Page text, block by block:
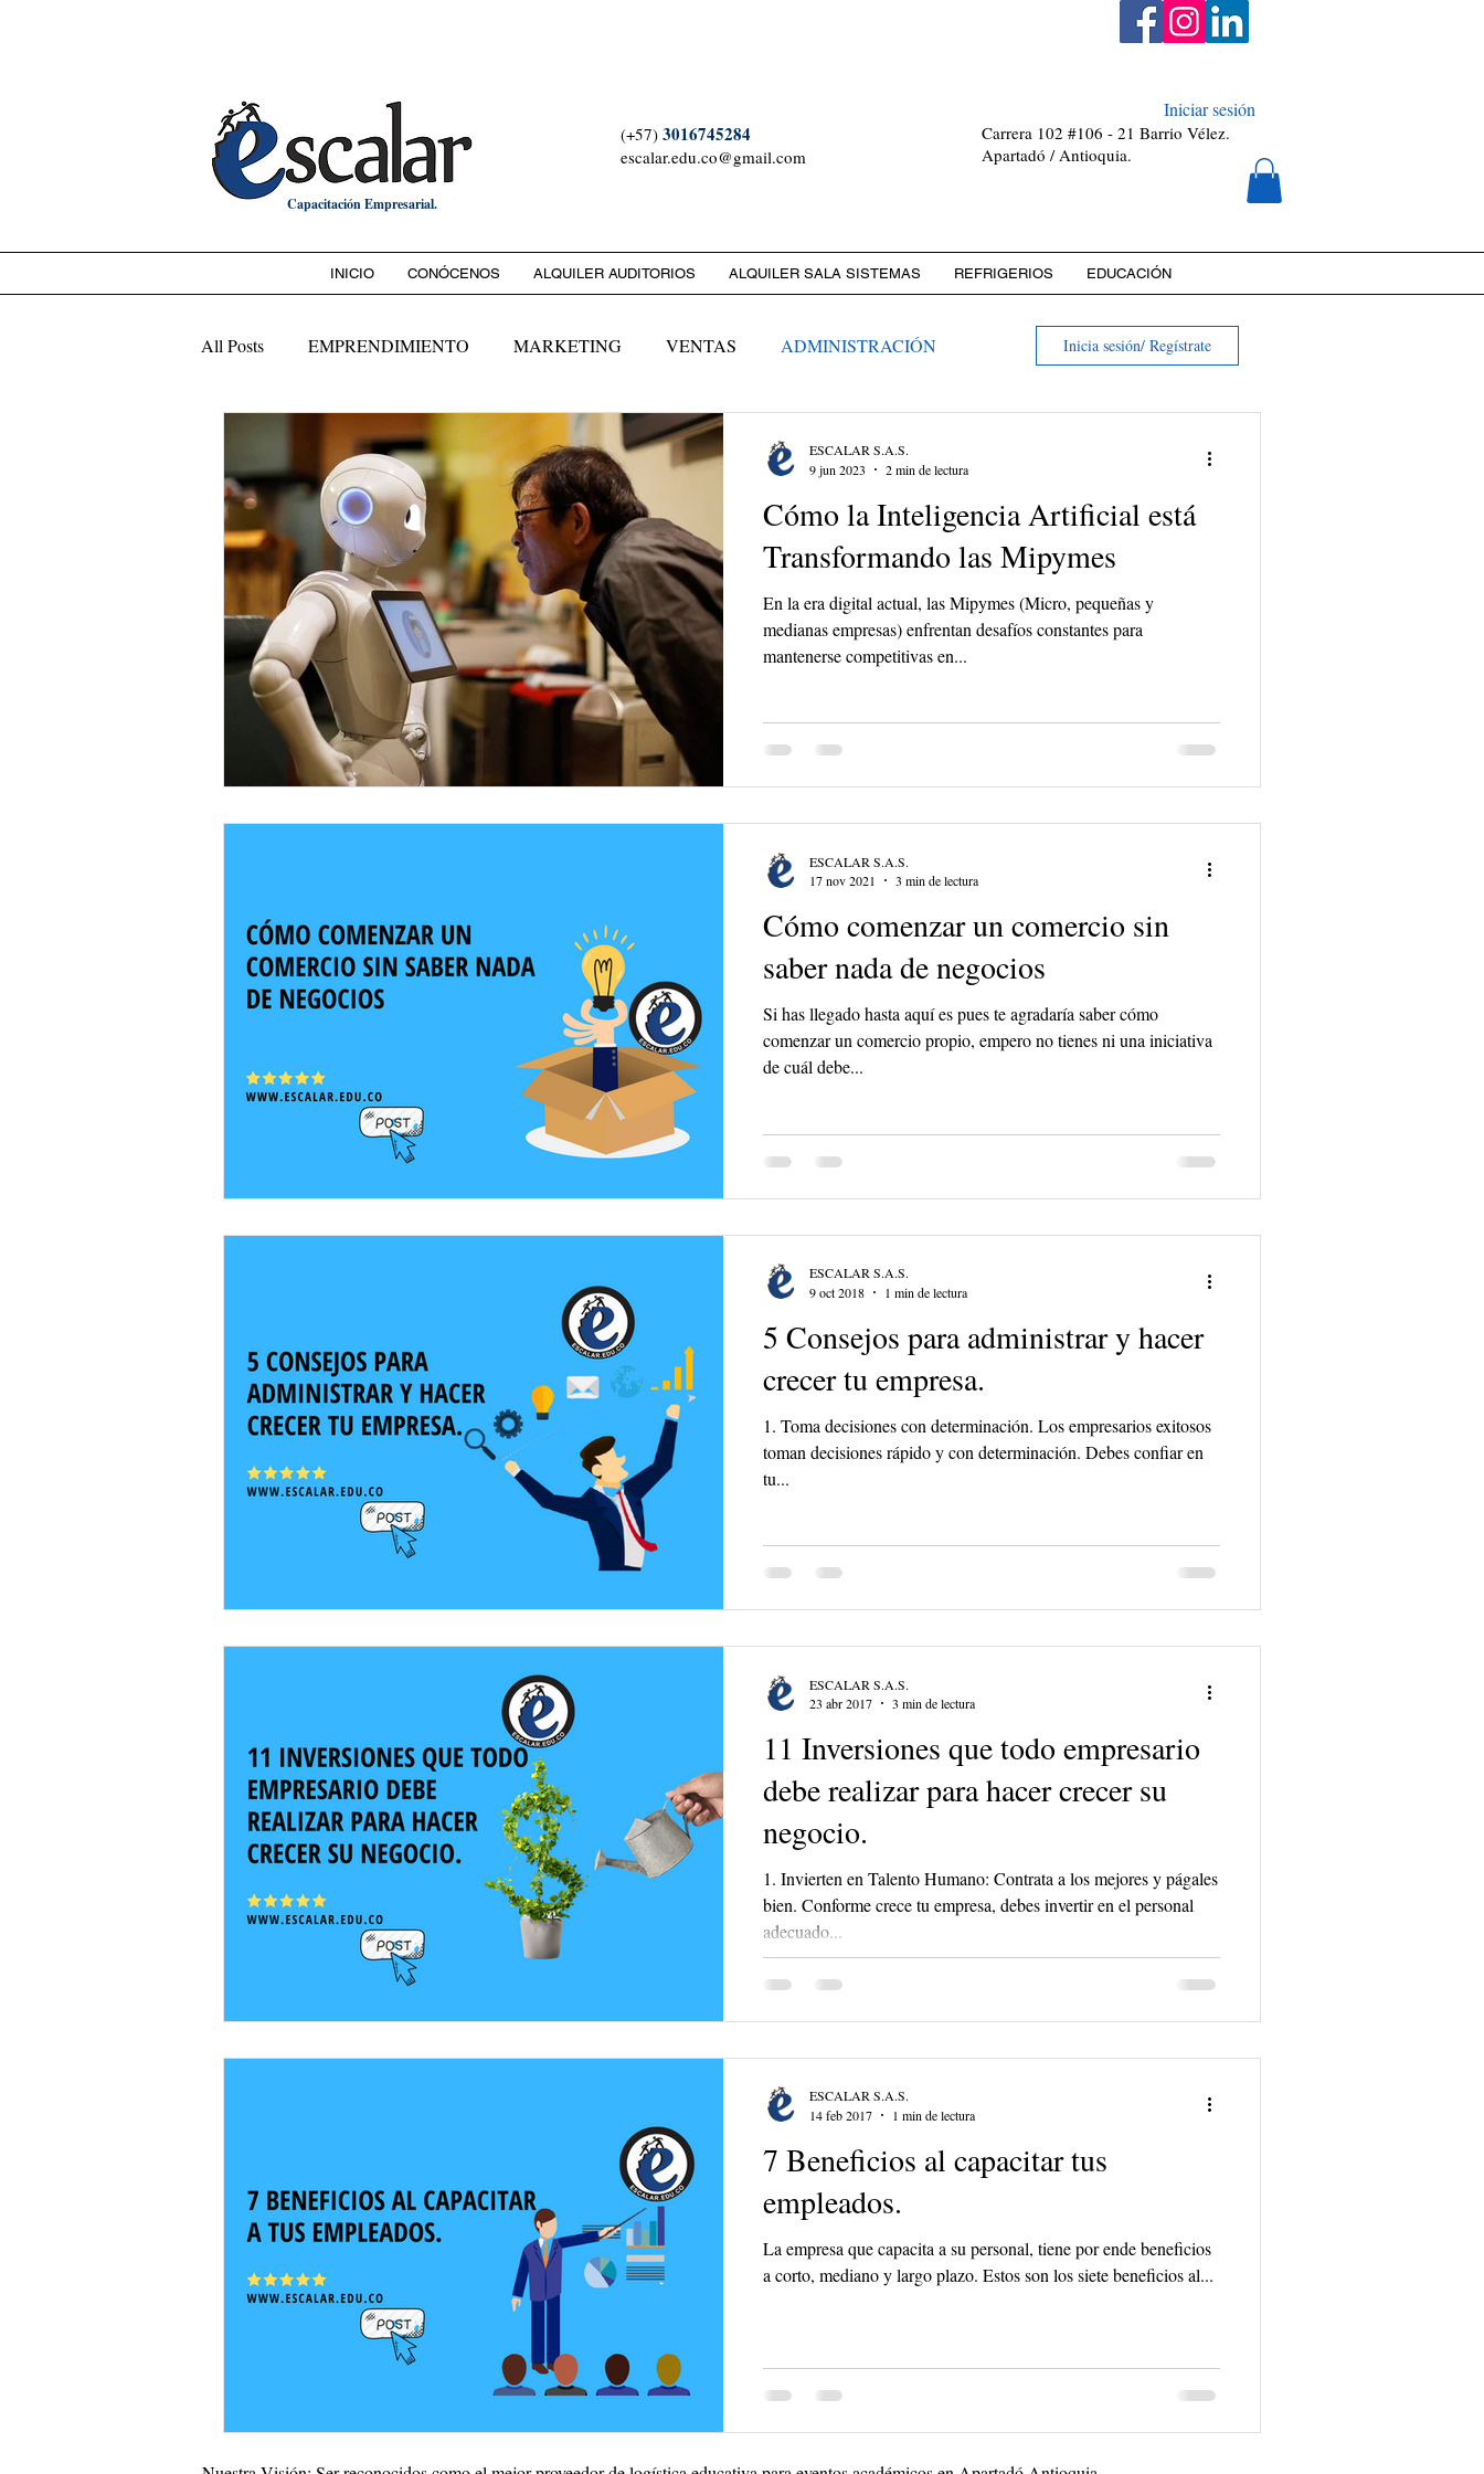
Bienvenido a ESCALAR S.A.S. NIT: 900811448-0
(+57) 3016745284
escalar.edu.co@gmail.com
Carrera 102 #106 - 21 Barrio Vélez.
Apartadó / Antioquia.
Iniciar sesión
Capacitación Empresarial.
INICIO CONÓCENOS ALQUILER AUDITORIOS ALQUILER SALA SISTEMAS REFRIGERIOS EDUCACIÓN
All Posts EMPRENDIMIENTO MARKETING VENTAS ADMINISTRACIÓN Inicia sesión/ Regístrate
Cómo la Inteligencia Artificial está
Transformando las Mipymes
En la era digital actual, las Mipymes (Micro, pequeñas y
medianas empresas) enfrentan desafíos constantes para
mantenerse competitivas en...
ESCALAR S.A.S.
9 jun 2023
2 min de lectura
Cómo comenzar un comercio sin
saber nada de negocios
Si has llegado hasta aquí es pues te agradaría saber cómo
comenzar un comercio propio, empero no tienes ni una iniciativa
de cuál debe...
ESCALAR S.A.S.
17 nov 2021
3 min de lectura
5 Consejos para administrar y hacer
crecer tu empresa.
1. Toma decisiones con determinación. Los empresarios exitosos
toman decisiones rápido y con determinación. Debes confiar en
tu...
ESCALAR S.A.S.
9 oct 2018
1 min de lectura
11 Inversiones que todo empresario
debe realizar para hacer crecer su
negocio.
1. Invierten en Talento Humano: Contrata a los mejores y págales
bien. Conforme crece tu empresa, debes invertir en el personal
adecuado...
ESCALAR S.A.S.
23 abr 2017
3 min de lectura
7 Beneficios al capacitar tus
empleados.
La empresa que capacita a su personal, tiene por ende beneficios
a corto, mediano y largo plazo. Estos son los siete beneficios al...
ESCALAR S.A.S.
14 feb 2017
1 min de lectura